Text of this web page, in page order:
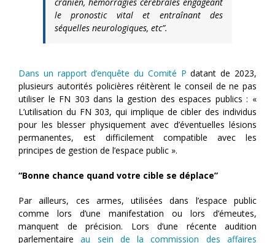
crânien, hémorragies cérébrales engageant
le pronostic vital et entraînant des
séquelles neurologiques, etc”.
Dans un rapport d’enquête du Comité P datant de 2023,
plusieurs autorités policières réitèrent le conseil de ne pas
utiliser le FN 303 dans la gestion des espaces publics : «
L’utilisation du FN 303, qui implique de cibler des individus
pour les blesser physiquement avec d’éventuelles lésions
permanentes, est difficilement compatible avec les
principes de gestion de l’espace public ».
“Bonne chance quand votre cible se déplace”
Par ailleurs, ces armes, utilisées dans l’espace public
comme lors d’une manifestation ou lors d’émeutes,
manquent de précision. Lors d’une récente audition
parlementaireau sein de la commission des affaires